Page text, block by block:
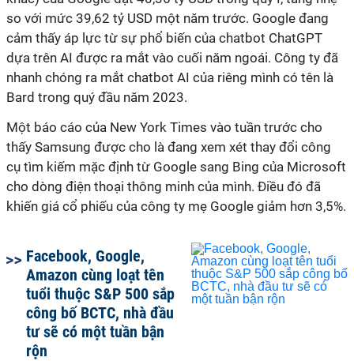
so với mức 39,62 tỷ USD một năm trước. Google đang
cảm thấy áp lực từ sự phổ biến của chatbot ChatGPT
dựa trên AI được ra mắt vào cuối năm ngoái. Công ty đã
nhanh chóng ra mắt chatbot AI của riêng mình có tên là
Bard trong quý đầu năm 2023.
Một báo cáo của New York Times vào tuần trước cho
thấy Samsung được cho là đang xem xét thay đổi công
cụ tìm kiếm mặc định từ Google sang Bing của Microsoft
cho dòng điện thoại thông minh của mình. Điều đó đã
khiến giá cổ phiếu của công ty mẹ Google giảm hơn 3,5%.
Facebook, Google,
Amazon cùng loạt tên
tuổi thuộc S&P 500 sắp
công bố BCTC, nhà đầu
tư sẽ có một tuần bận
rộn